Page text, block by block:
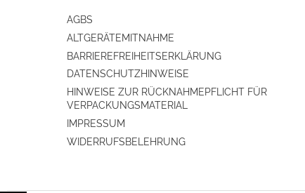
Dörr-Funktion
Fassungsvermögen/Innenraum-Ausstattung
Grillrost
Fassungsvermögen (l)
AGBS
ALTGERÄTEMITNAHME
BARRIEREFREIHEITSERKLÄRUNG
DATENSCHUTZHINWEISE
HINWEISE ZUR RÜCKNAHMEPFLICHT FÜR
VERPACKUNGSMATERIAL
IMPRESSUM
WIDERRUFSBELEHRUNG